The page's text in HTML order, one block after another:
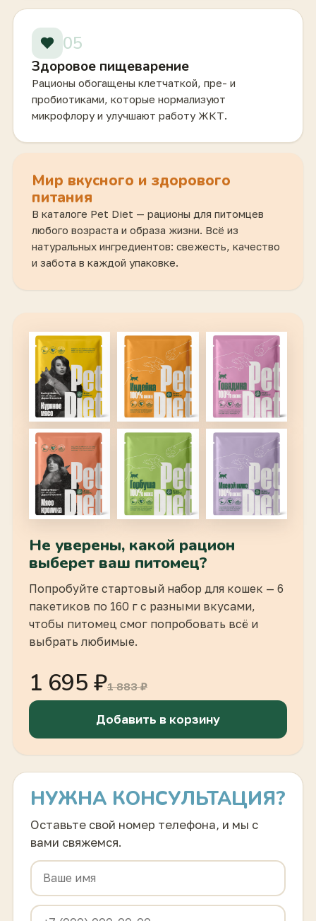
05
Здоровое пищеварение
Рационы обогащены клетчаткой, пре- и
пробиотиками, которые нормализуют
микрофлору и улучшают работу ЖКТ.
Мир вкусного и здорового
питания
В каталоге Pet Diet — рационы для питомцев
любого возраста и образа жизни. Всё из
натуральных ингредиентов: свежесть, качество
и забота в каждой упаковке.
Не уверены, какой рацион
выберет ваш питомец?
Попробуйте стартовый набор для кошек — 6
пакетиков по 160 г с разными вкусами,
чтобы питомец смог попробовать всё и
выбрать любимые.
1 695 ₽1 883 ₽
Добавить в корзину
НУЖНА КОНСУЛЬТАЦИЯ?
Оставьте свой номер телефона, и мы с
вами свяжемся.